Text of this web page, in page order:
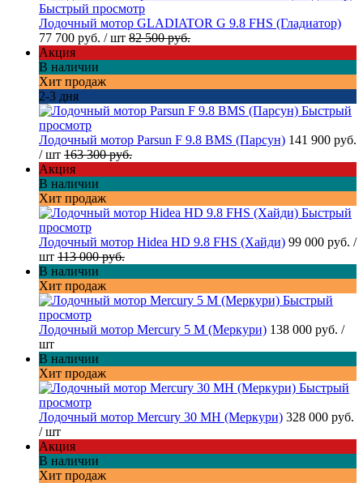
Быстрый просмотр
Лодочный мотор GLADIATOR G 9.8 FHS (Гладиатор)
77 700 руб. / шт 82 500 руб.
Акция
В наличии
Хит продаж
2-3 дня
Быстрый
просмотр
Лодочный мотор Parsun F 9.8 BMS (Парсун) 141 900 руб.
/ шт 163 300 руб.
Акция
В наличии
Хит продаж
Быстрый
просмотр
Лодочный мотор Hidea HD 9.8 FHS (Хайди) 99 000 руб. /
шт 113 000 руб.
В наличии
Хит продаж
Быстрый
просмотр
Лодочный мотор Mercury 5 M (Меркури) 138 000 руб. /
шт
В наличии
Хит продаж
Быстрый
просмотр
Лодочный мотор Mercury 30 MH (Меркури) 328 000 руб.
/ шт
Акция
В наличии
Хит продаж